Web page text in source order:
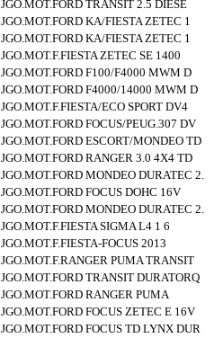
JGO.MOT.FORD TRANSIT 2.5 DIESE
JGO.MOT.FORD KA/FIESTA ZETEC 1
JGO.MOT.FORD KA/FIESTA ZETEC 1
JGO.MOT.F.FIESTA ZETEC SE 1400
JGO.MOT.FORD F100/F4000 MWM D
JGO.MOT.FORD F4000/14000 MWM D
JGO.MOT.F.FIESTA/ECO SPORT DV4
JGO.MOT.FORD FOCUS/PEUG.307 DV
JGO.MOT.FORD ESCORT/MONDEO TD
JGO.MOT.FORD RANGER 3.0 4X4 TD
JGO.MOT.FORD MONDEO DURATEC 2.
JGO.MOT.FORD FOCUS DOHC 16V
JGO.MOT.FORD MONDEO DURATEC 2.
JGO.MOT.F.FIESTA SIGMA L4 1 6
JGO.MOT.F.FIESTA-FOCUS 2013
JGO.MOT.F.RANGER PUMA TRANSIT
JGO.MOT.FORD TRANSIT DURATORQ
JGO.MOT.FORD RANGER PUMA
JGO.MOT.FORD FOCUS ZETEC E 16V
JGO.MOT.FORD FOCUS TD LYNX DUR